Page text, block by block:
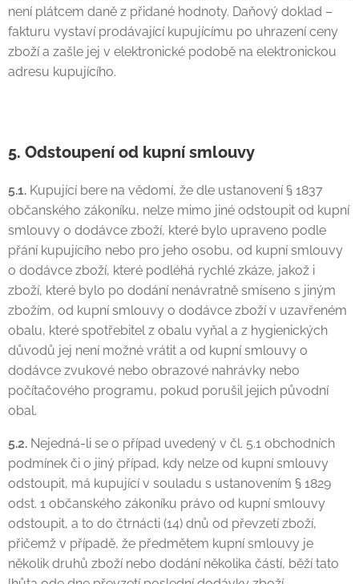
není plátcem daně z přidané hodnoty. Daňový doklad –
fakturu vystaví prodávající kupujícímu po uhrazení ceny
zboží a zašle jej v elektronické podobě na elektronickou
adresu kupujícího.
5. Odstoupení od kupní smlouvy
5.1. Kupující bere na vědomí, že dle ustanovení § 1837
občanského zákoníku, nelze mimo jiné odstoupit od kupní
smlouvy o dodávce zboží, které bylo upraveno podle
přání kupujícího nebo pro jeho osobu, od kupní smlouvy
o dodávce zboží, které podléhá rychlé zkáze, jakož i
zboží, které bylo po dodání nenávratně smíseno s jiným
zbožím, od kupní smlouvy o dodávce zboží v uzavřeném
obalu, které spotřebitel z obalu vyňal a z hygienických
důvodů jej není možné vrátit a od kupní smlouvy o
dodávce zvukové nebo obrazové nahrávky nebo
počítačového programu, pokud porušil jejich původní
obal.
5.2. Nejedná-li se o případ uvedený v čl. 5.1 obchodních
podmínek či o jiný případ, kdy nelze od kupní smlouvy
odstoupit, má kupující v souladu s ustanovením § 1829
odst. 1 občanského zákoníku právo od kupní smlouvy
odstoupit, a to do čtrnácti (14) dnů od převzetí zboží,
přičemž v případě, že předmětem kupní smlouvy je
několik druhů zboží nebo dodání několika částí, běží tato